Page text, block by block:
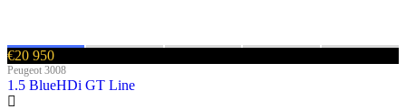
€20 950
Peugeot 3008
1.5 BlueHDi GT Line